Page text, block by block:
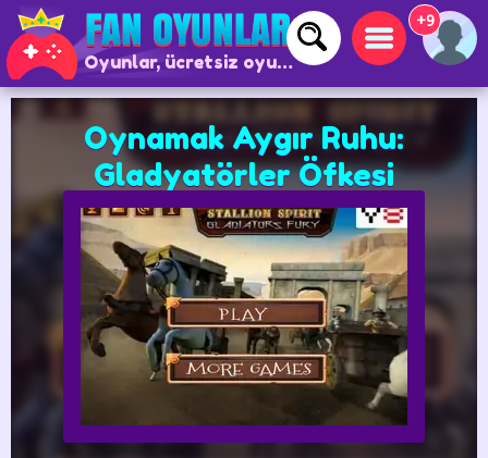
Oyunlar, ücretsiz oyunlar ve çevrimiçi oyunlar
+9
Oynamak Aygır Ruhu:
Gladyatörler Öfkesi